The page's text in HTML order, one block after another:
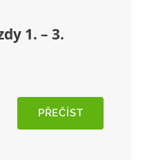
1. – 3.
PŘEČÍST